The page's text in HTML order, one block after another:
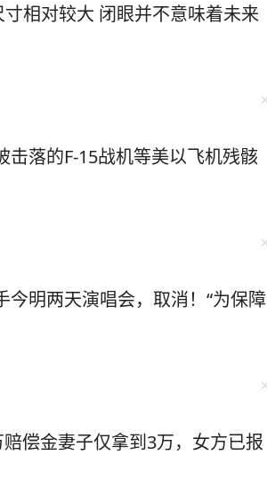
寸相对较大 闭眼并不意味着未来
击落的F-15战机等美以飞机残骸
今明两天演唱会，取消！“为保障
偿金妻子仅拿到3万，女方已报